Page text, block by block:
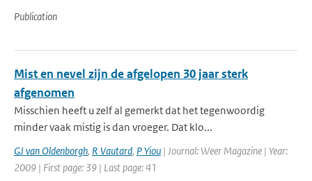
Publication
Mist en nevel zijn de afgelopen 30 jaar sterk
afgenomen
Misschien heeft u zelf al gemerkt dat het tegenwoordig
minder vaak mistig is dan vroeger. Dat klo...
GJ van Oldenborgh, R Vautard, P Yiou | Journal: Weer Magazine | Year:
2009 | First page: 39 | Last page: 41